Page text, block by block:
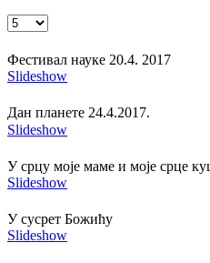
Фестивал науке 20.4. 2017
Slideshow
Дан планете 24.4.2017.
Slideshow
У срцу моје маме и моје срце
Slideshow
У сусрет Божићу
Slideshow